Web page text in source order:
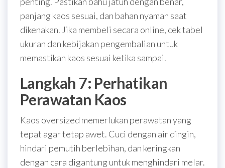
panjang kaos sesuai, dan bahan nyaman saat
dikenakan. Jika membeli secara online, cek tabel
ukuran dan kebijakan pengembalian untuk
memastikan kaos sesuai ketika sampai.
Langkah 7: Perhatikan
Perawatan Kaos
Kaos oversized memerlukan perawatan yang
tepat agar tetap awet. Cuci dengan air dingin,
hindari pemutih berlebihan, dan keringkan
dengan cara digantung untuk menghindari melar.